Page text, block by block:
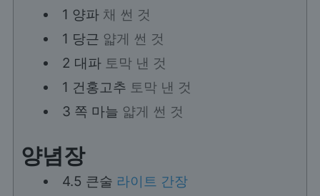
1 양파 채 썬 것
1 당근 얇게 썬 것
2 대파 토막 낸 것
1 건홍고추 토막 낸 것
3 쪽 마늘 얇게 썬 것
양념장
4.5 큰술 라이트 간장